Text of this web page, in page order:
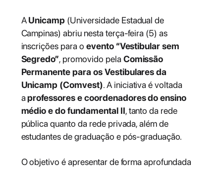
AUnicamp (Universidade Estadual de
Campinas) abriu nesta terça-feira (5) as
inscrições para o evento “Vestibular sem
Segredo”, promovido pela Comissão
Permanente para os Vestibulares da
Unicamp (Comvest). A iniciativa é voltada
aprofessores e coordenadores do ensino
médio e do fundamental II, tanto da rede
pública quanto da rede privada, além de
estudantes de graduação e pós-graduação.
O objetivo é apresentar de forma aprofundada